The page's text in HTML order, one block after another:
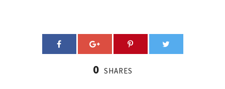
0 SHARES